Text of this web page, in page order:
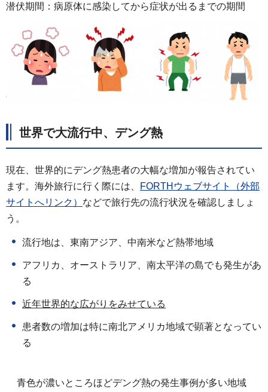
潜伏期間：病原体に感染してから症状が出るまでの期間
世界で大流行中、デング熱
現在、世界的にデング熱患者の大幅な増加が報告されてい
ます。海外旅行に行く際には、
FORTHウェブサイト（外部
サイトへリンク） などで旅行先の流行状況を確認しましょ
う。
流行地は、東南アジア、中南米など熱帯地域
アフリカ、オーストラリア、南太平洋の島でも発生があ
る
近年世界的な広がりをみせている
患者数の増加は特に南北アメリカ地域で顕著となってい
る
青色が濃いところほどデング熱の発生事例が多い地域